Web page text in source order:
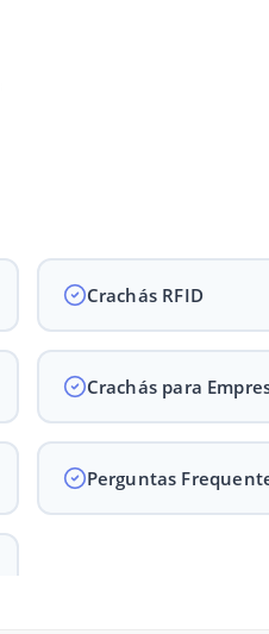
Crachás RFID
Crachás para
Perguntas